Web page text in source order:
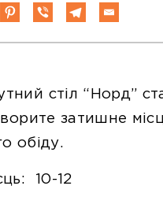
стіл “Норд”
затишне
обіду.
10-12